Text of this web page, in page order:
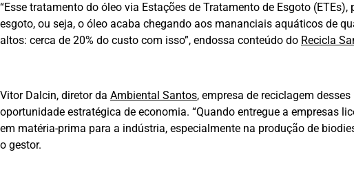
“Esse tratamento do óleo via Estações de Tratamento de Esgoto
esgoto, ou seja, o óleo acaba chegando aos mananciais aquáticos de
altos: cerca de 20% do custo com isso”, endossa conteúdo do Recicla
Vitor Dalcin, diretor da Ambiental Santos, empresa de reciclagem
oportunidade estratégica de economia. “Quando entregue a empresas
em matéria-prima para a indústria, especialmente na produção de
o gestor.